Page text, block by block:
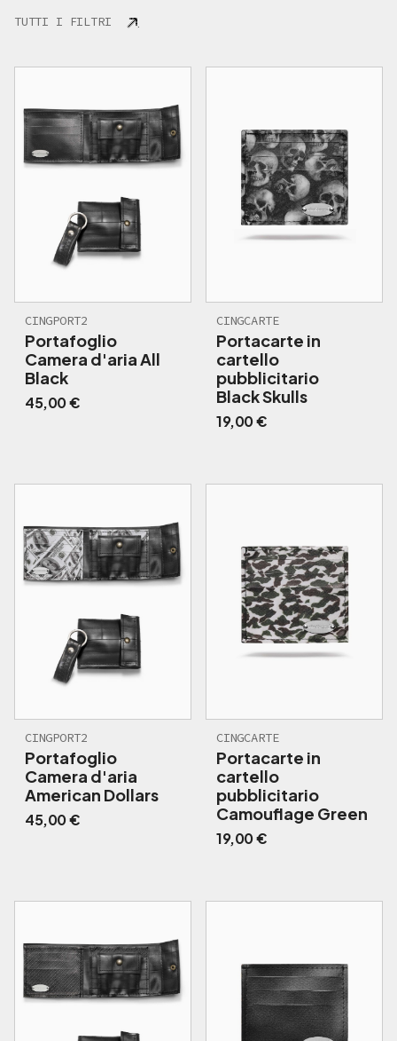
TUTTI I FILTRI
CINGPORT2
Portafoglio
Camera d'aria All
Black
45,00€
CINGCARTE
Portacarte in
cartello
pubblicitario
Black Skulls
19,00€
CINGPORT2
Portafoglio
Camera d'aria
American Dollars
45,00€
CINGCARTE
Portacarte in
cartello
pubblicitario
Camouflage Green
19,00€